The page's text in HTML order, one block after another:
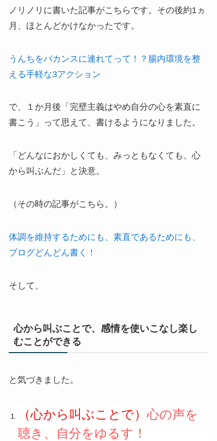
ノリノリに書いた記事がこちらです。その後約1ヵ
月、ほとんどかけなかったです。
うんちをバカンスに連れてって！？腸内環境を整
える手軽な3アクション
で、１か月後「完壁主義はやめ自分の心を素直に
書こう」って思えて、書けるようになりました。
「どんなにおかしくても、みっともなくても、心
から叫ぶんだ」と決意。
（その時の記事がこちら。）
体調を維持するためにも、素直であるためにも、
ブログどんどん書く！
そして、
心から叫ぶことで、感情を使いこなし楽し
むことができる
と気づきました。
（心から叫ぶことで）心の声を
聴き、自分をゆるす！